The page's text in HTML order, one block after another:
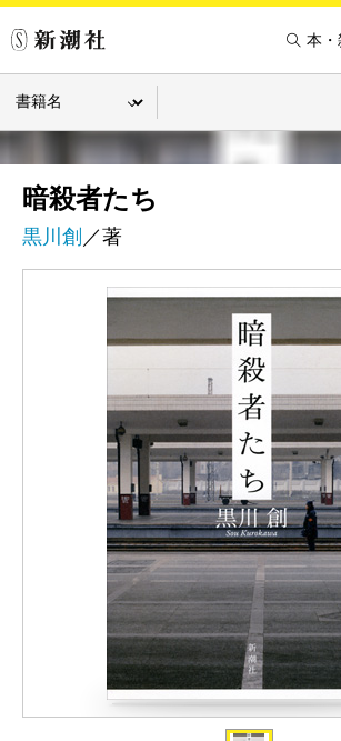
本・
暗殺者たち
黒川創 ／著